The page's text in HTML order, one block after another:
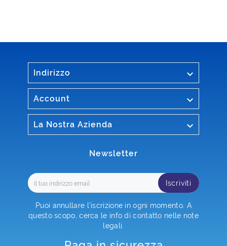
Indirizzo 
Account 
La Nostra Azienda 
Newsletter
Iscriviti
Puoi annullare l'iscrizione in ogni momento. A
questo scopo, cerca le info di contatto nelle note
legali.